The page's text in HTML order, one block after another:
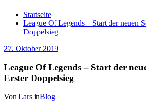
Startseite
League Of Legends – Start der neuen
Doppelsieg
27. Oktober 2019
League Of Legends – Start der
Erster Doppelsieg
Von Lars inBlog